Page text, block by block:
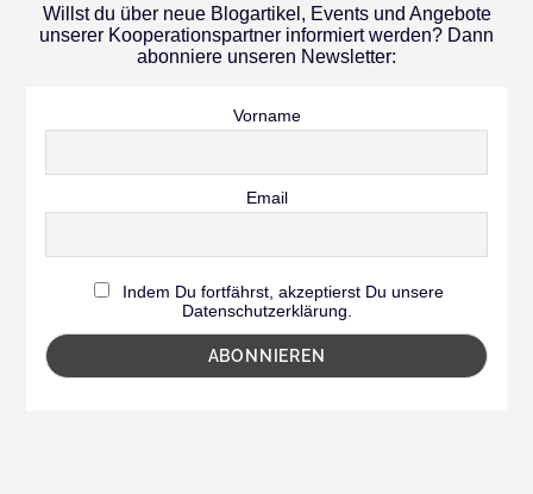
Willst du über neue Blogartikel, Events und Angebote
unserer Kooperationspartner informiert werden? Dann
abonniere unseren Newsletter:
Vorname
Email
Indem Du fortfährst, akzeptierst Du unsere
Datenschutzerklärung.